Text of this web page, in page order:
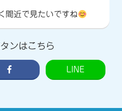
間近で見たいですね
ンはこちら
LINE